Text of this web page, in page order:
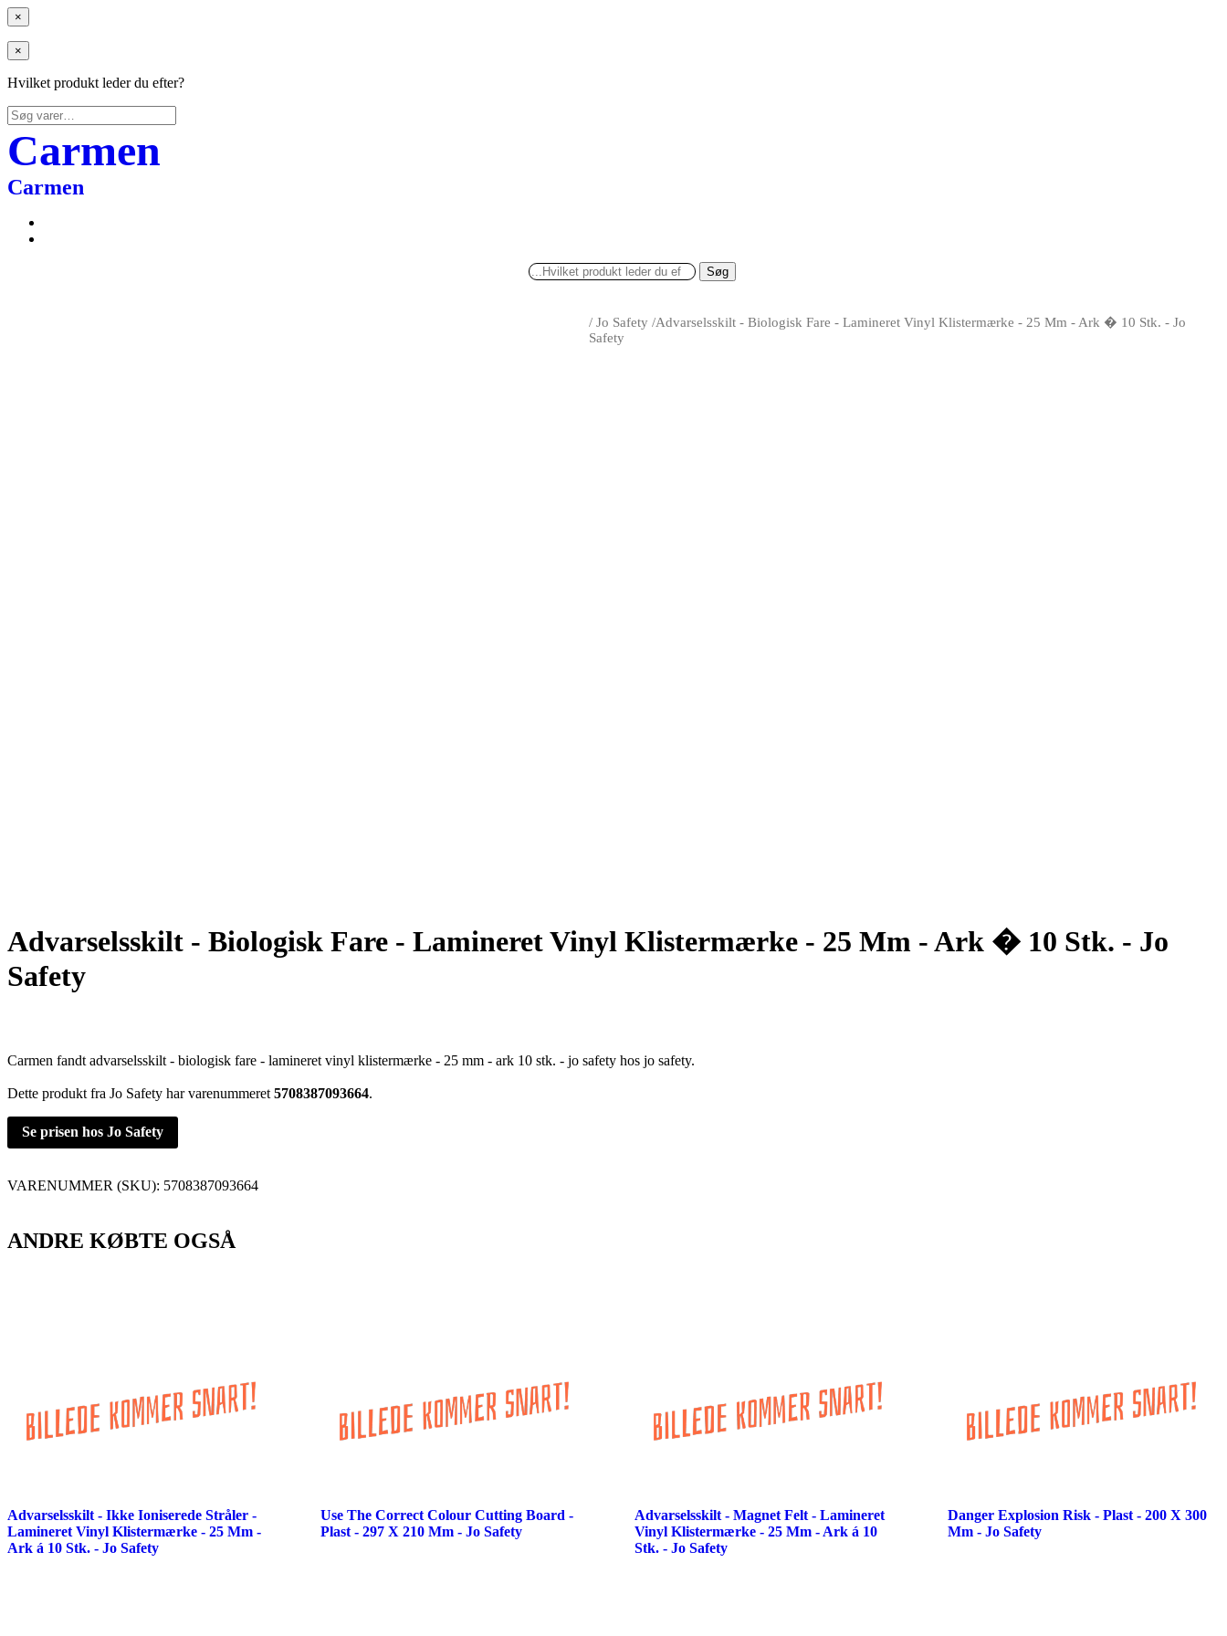
×
×
Hvilket produkt leder du efter?
Søg
efter:
Carmen
Carmen
Søg
/ Jo Safety /Advarselsskilt - Biologisk Fare - Lamineret Vinyl Klistermærke - 25 Mm - Ark � 10 Stk. - Jo
Safety
Advarselsskilt - Biologisk Fare - Lamineret Vinyl Klistermærke - 25 Mm - Ark � 10 Stk. - Jo
Safety
Carmen fandt advarselsskilt - biologisk fare - lamineret vinyl klistermærke - 25 mm - ark 10 stk. - jo safety hos jo safety.
Dette produkt fra Jo Safety har varenummeret 5708387093664.
Se prisen hos Jo Safety
VARENUMMER (SKU): 5708387093664
ANDRE KØBTE OGSÅ
Advarselsskilt - Ikke Ioniserede Stråler -
Lamineret Vinyl Klistermærke - 25 Mm -
Ark á 10 Stk. - Jo Safety
Use The Correct Colour Cutting Board -
Plast - 297 X 210 Mm - Jo Safety
Advarselsskilt - Magnet Felt - Lamineret
Vinyl Klistermærke - 25 Mm - Ark á 10
Stk. - Jo Safety
Danger Explosion Risk - Plast - 200 X 300
Mm - Jo Safety